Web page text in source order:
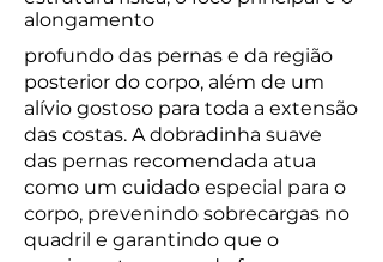
alongamento
profundo das pernas e da região
posterior do corpo, além de um
alívio gostoso para toda a extensão
das costas. A dobradinha suave
das pernas recomendada atua
como um cuidado especial para o
corpo, prevenindo sobrecargas no
quadril e garantindo que o